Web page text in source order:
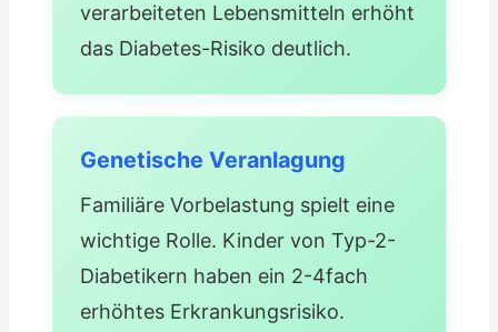
verarbeiteten Lebensmitteln erhöht
das Diabetes-Risiko deutlich.
Genetische Veranlagung
Familiäre Vorbelastung spielt eine
wichtige Rolle. Kinder von Typ-2-
Diabetikern haben ein 2-4fach
erhöhtes Erkrankungsrisiko.